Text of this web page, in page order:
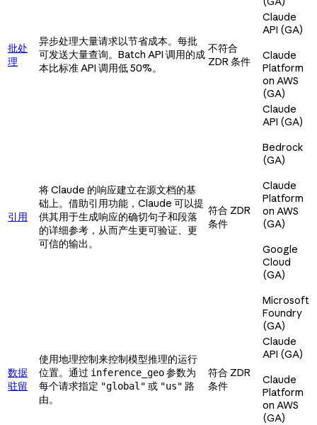
批处
理
异步处理大量请求以节省成本。每批
可发送大量查询。Batch API 调用的成
本比标准 API 调用低 50%。
不符合
ZDR 条件
Claude
API (GA)
Claude
Platform
on AWS
(GA)
引用
将 Claude 的响应建立在源文档的基
础上。借助引用功能，Claude 可以提
供其用于生成响应的确切句子和段落
的详细参考，从而产生更可验证、更
可信的输出。
符合 ZDR
条件
Claude
API (GA)
Bedrock
(GA)
Claude
Platform
on AWS
(GA)
Google
Cloud
(GA)
Microsoft
Foundry
(GA)
数据
驻留
使用地理控制来控制模型推理的运行
位置。通过 inference_geo参数为
每个请求指定 "global" 或 "us" 路
由。
符合 ZDR
条件
Claude
API (GA)
Claude
Platform
on AWS
(GA)